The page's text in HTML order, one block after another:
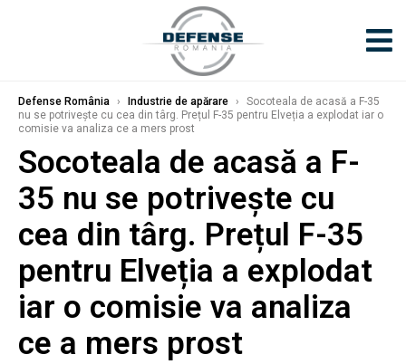
Defense România › Industrie de apărare ›
Socoteala de acasă a F-35
nu se potrivește cu cea din târg. Prețul F-35 pentru Elveția a explodat iar o
comisie va analiza ce a mers prost
Socoteala de acasă a F-
35 nu se potrivește cu
cea din târg. Prețul F-35
pentru Elveția a explodat
iar o comisie va analiza
ce a mers prost